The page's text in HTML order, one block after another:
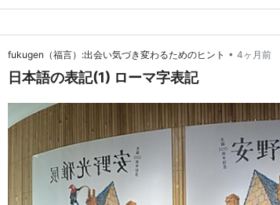
も。 ヘボン式で気になったのが、伸ばすときの表記で
fukugen（福言）:出会い気づき変わるためのヒント • 4ヶ月前
日本語の表記(1) ローマ字表記